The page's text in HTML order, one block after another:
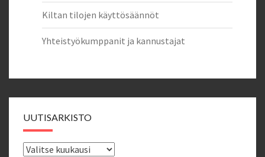
Kiltan tilojen käyttösäännöt
Yhteistyökumppanit ja kannustajat
UUTISARKISTO
Uutisarkisto